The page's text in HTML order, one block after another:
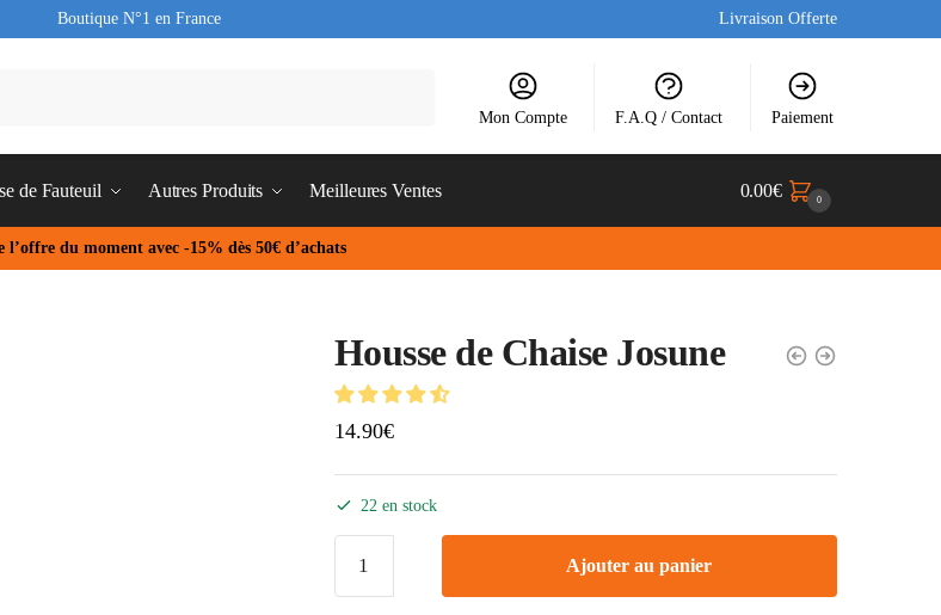
Boutique N°1 en France Livraison Offerte
Mon Compte F.A.Q / Contact Paiement
de Fauteuil Autres Produits Meilleures Ventes 0.00€ 0
l’offre du moment avec -15% dès 50€ d’achats
Housse de Chaise Josune
14.90€
22 en stock
Ajouter au panier